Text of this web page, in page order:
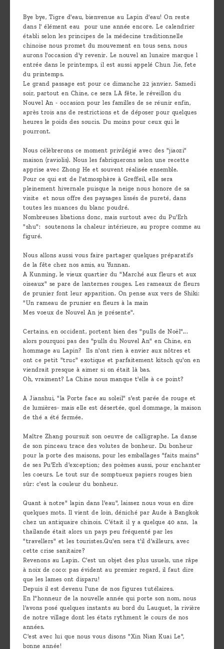
Bye bye, Tigre d'eau, bienvenue au Lapin d'eau! On reste
dans l' élément eau pour une année encore. Le calendrier
établi selon les principes de la médecine traditionnelle
chinoise nous promet du mouvement en tous sens, nous
aurons l'occasion d'y revenir. Le nouvel an lunaire marque l
entrée dans le printemps, il est aussi appelé Chun Jie, fete
du printemps.
Le grand passage est pour ce dimanche 22 janvier. Samedi
soir, partout en Chine, ce sera LA fête, le réveillon du
Nouvel An - occasion pour les familles de se réunir enfin,
après trois ans de restrictions et de déposer pour quelques
heures le poids des soucis. Du moins pour ceux qui le
pourront.
Nous célèbrerons ce moment privilégié avec des "jiaozi"
maison (raviolis). Nous les fabriquerons selon une recette
apprise avec Zhong He et souvent réalisée ensemble.
Pour ce qui est de l'atmosphère à Greffeil, elle sera
pleinement hivernale puisque la neige nous honore de sa
visite et nous offre des paysages lissés de pureté, dans
toutes les nuances du blanc poudré.
Nombreuses libations donc, mais surtout avec du Pu'Erh
"shu": soutenons la chaleur intérieure, au propre comme au
figuré.
Nous allons aussi vous faire partager quelques préparatifs
de la fête chez nos amis, au Yunnan.
A Kunming, le vieux quartier du "Marché aux fleurs et aux
oiseaux" se pare de lanternes rouges. Les rameaux de fleurs
de prunier font leur apparition. On pense aux vers de Shiki:
"Un rameau de prunier en fleurs à la main
Mes voeux de Nouvel An je présente".
Certains, en occident, portent bien des "pulls de Noël"...
alors pourquoi pas des "pulls du Nouvel An" en Chine, en
hommage au Lapin? Ils n'ont rien à envier aux nôtres et
ont ce petit "truc" exotique et parfaitement kitsch qu'on en
viendrait presque à aimer si on était là bas.
Oh, vraiment? La Chine nous manque t'elle à ce point?
A Jianshui, "la Porte face au soleil" s'est parée de rouge et
de lumières- mais elle est désertée, quel dommage, la maison
de thé a été fermée.
Maître Zhang poursuit son oeuvre de calligraphe. La danse
de son pinceau trace des volutes de bonheur. Du bonheur
pour la porte des maisons, pour les emballages "faits mains"
de ses Pu'Erh d'exception; des poèmes aussi, pour enchanter
les coeurs. Le tout sur de somptueux papiers rouges bien
sûr: c'est la couleur du bonheur.
Quant à notre" lapin dans l'eau", laissez nous vous en dire
quelques mots. Il vient de loin, déniché par Aude à Bangkok
chez un antiquaire chinois. C'était il y a quelque 40 ans, la
thaïlande était alors un pays peu fréquenté par les
"travellers" et les touristes.Qu'en sera t'il d'ailleurs, avec
cette crise sanitaire?
Revenons au Lapin. C'est un objet des plus usuels, une râpe
à noix de coco: pas évident au premier regard, il faut dire
que les lames ont disparu!
Depuis il est devenu l'une de nos figures tutélaires.
En l"honneur de la nouvelle année qui porte son nom, nous
l'avons posé quelques instants au bord du Lauquet, la rivière
de notre village dont les états rythment le cours de nos
années.
C'est avec lui que nous vous disons "Xin Nian Kuai Le",
bonne année!